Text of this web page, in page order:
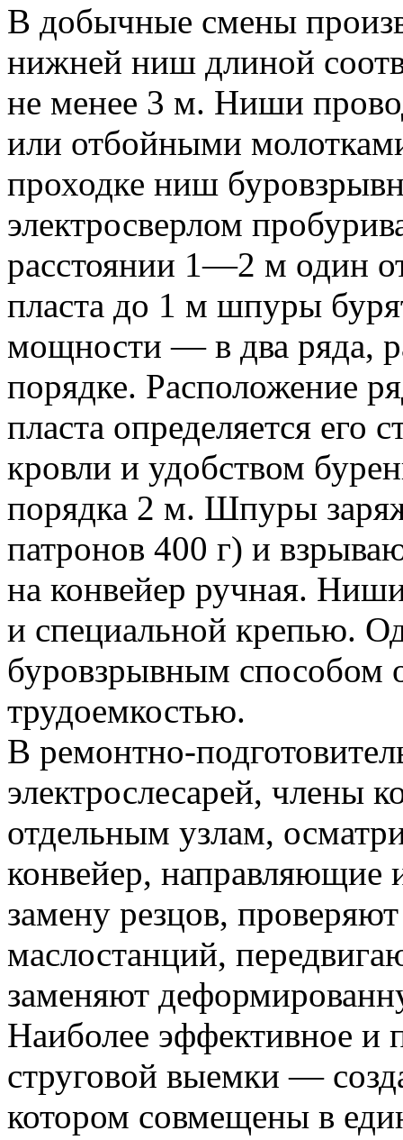
В добычные смены
нижней ниш длиной
не менее 3 м. Ниши
или отбойными
проходке ниш
электросверлом
расстоянии 1—2 м один
пласта до 1 м шпуры
мощности — в два ряда,
порядке. Расположение
пласта определяется его
кровли и удобством
порядка 2 м. Шпуры
патронов 400 г) и
на конвейер ручная.
и специальной крепью.
буровзрывным способом
трудоемкостью.
В ремонтно-
электрослесарей, члены
отдельным узлам,
конвейер, направляющие
замену резцов,
маслостанций,
заменяют
Наиболее эффективное и
струговой выемки —
котором совмещены в